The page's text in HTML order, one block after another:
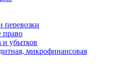
перевозки
право
и убытков
микрофинансовая